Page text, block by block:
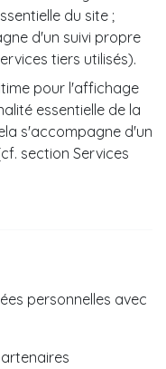
du site ;
d'un suivi propre
tiers utilisés).
pour l'affichage
essentielle de la
s'accompagne d'un
section Services
personnelles avec